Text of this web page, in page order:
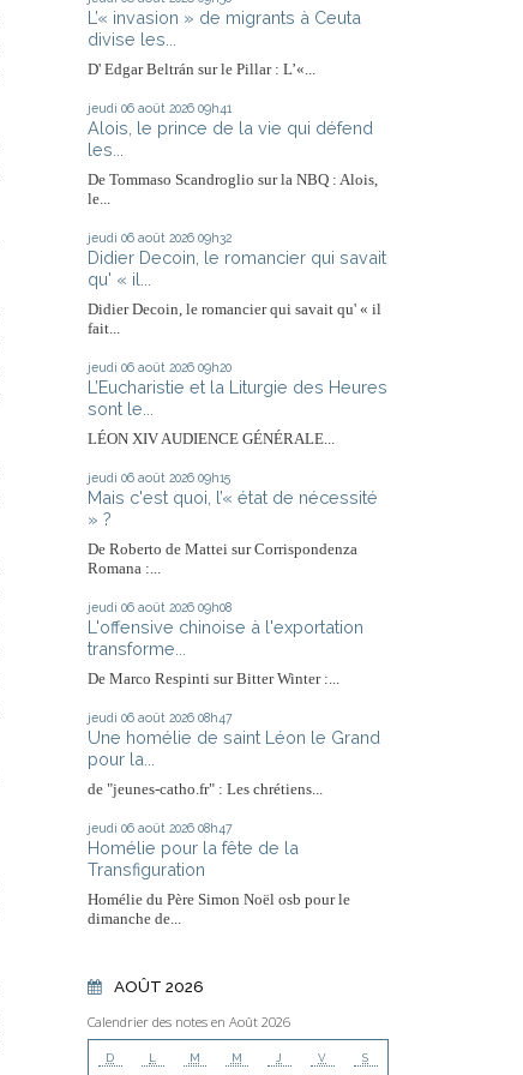
L’« invasion » de migrants à Ceuta
divise les...
D' Edgar Beltrán sur le Pillar : L’«...
jeudi 06 août 2026 09h41
Alois, le prince de la vie qui défend
les...
De Tommaso Scandroglio sur la NBQ : Alois,
le...
jeudi 06 août 2026 09h32
Didier Decoin, le romancier qui savait
qu' « il...
Didier Decoin, le romancier qui savait qu' « il
fait...
jeudi 06 août 2026 09h20
L’Eucharistie et la Liturgie des Heures
sont le...
LÉON XIV AUDIENCE GÉNÉRALE...
jeudi 06 août 2026 09h15
Mais c'est quoi, l’« état de nécessité
» ?
De Roberto de Mattei sur Corrispondenza
Romana :...
jeudi 06 août 2026 09h08
L'offensive chinoise à l'exportation
transforme...
De Marco Respinti sur Bitter Winter :...
jeudi 06 août 2026 08h47
Une homélie de saint Léon le Grand
pour la...
de "jeunes-catho.fr" : Les chrétiens...
jeudi 06 août 2026 08h47
Homélie pour la fête de la
Transfiguration
Homélie du Père Simon Noël osb pour le
dimanche de...
AOÛT 2026
Calendrier des notes en Août 2026
D L M M J V S